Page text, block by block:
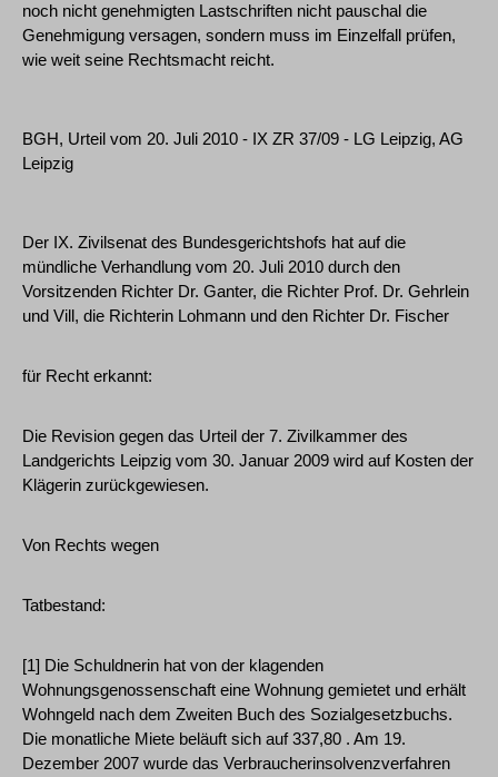
noch nicht genehmigten Lastschriften nicht pauschal die
Genehmigung versagen, sondern muss im Einzelfall prüfen,
wie weit seine Rechtsmacht reicht.
BGH, Urteil vom 20. Juli 2010 - IX ZR 37/09 - LG Leipzig, AG
Leipzig
Der IX. Zivilsenat des Bundesgerichtshofs hat auf die
mündliche Verhandlung vom 20. Juli 2010 durch den
Vorsitzenden Richter Dr. Ganter, die Richter Prof. Dr. Gehrlein
und Vill, die Richterin Lohmann und den Richter Dr. Fischer
für Recht erkannt:
Die Revision gegen das Urteil der 7. Zivilkammer des
Landgerichts Leipzig vom 30. Januar 2009 wird auf Kosten der
Klägerin zurückgewiesen.
Von Rechts wegen
Tatbestand:
[1] Die Schuldnerin hat von der klagenden
Wohnungsgenossenschaft eine Wohnung gemietet und erhält
Wohngeld nach dem Zweiten Buch des Sozialgesetzbuchs.
Die monatliche Miete beläuft sich auf 337,80 . Am 19.
Dezember 2007 wurde das Verbraucherinsolvenzverfahren